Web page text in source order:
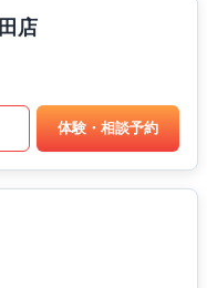
店
体験・相談予約